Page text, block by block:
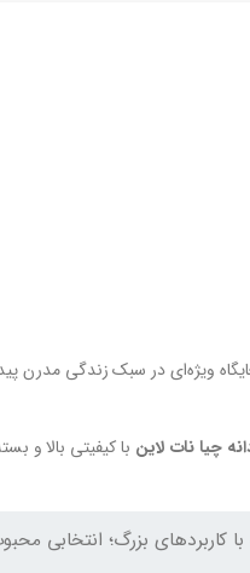
ویژه‌ای در سبک زندگی مدرن
چیا نات لاین با کیفیتی بالا و
کاربردهای بزرگ؛ انتخابی